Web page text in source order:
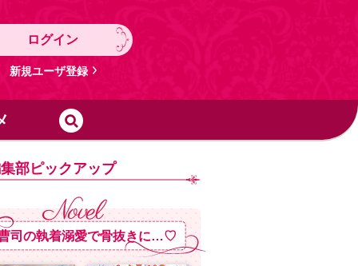
ログイン
新規ユーザ登録
部ピックアップ
司の執着溺愛で骨抜きに…♡